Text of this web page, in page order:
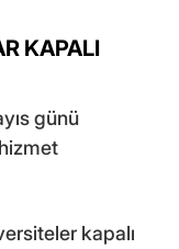
KAPALI
günü
kapalı